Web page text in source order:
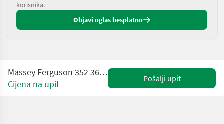
korisnika.
Objavi oglas besplatno
Massey Ferguson 352 362 Ersatzteile Massey Ferguson
Cijena na upit
Pošalji upit